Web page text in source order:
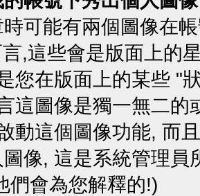
可能有兩個圖像在
,這些會是版面上的
您在版面上的某些 "
這圖像是獨一無二
動這個圖像功能, 而
像, 這是系統管理
們會為您解釋的!)